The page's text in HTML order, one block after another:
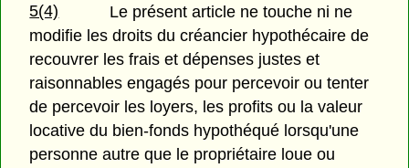
5(4)
Le présent article ne touche ni ne
modifie les droits du créancier hypothécaire de
recouvrer les frais et dépenses justes et
raisonnables engagés pour percevoir ou tenter
de percevoir les loyers, les profits ou la valeur
locative du bien-fonds hypothéqué lorsqu'une
personne autre que le propriétaire loue ou